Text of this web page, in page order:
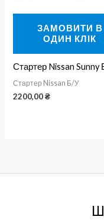
ЗАМОВИТИ В
ОДИН КЛІК
Стартер Nissan Sunny
Стартер Nissan Б/У
2200,00₴